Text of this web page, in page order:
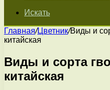
Искать
Главная/Цветник/Виды и
китайская
Виды и сорта
китайская